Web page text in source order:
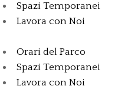
Spazi Temporanei
Lavora con Noi
Orari del Parco
Spazi Temporanei
Lavora con Noi